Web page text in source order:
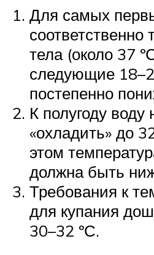
Для самых
соответственно
тела (около 37
следующие
постепенно
К полугоду воду
«охладить» до
этом
должна быть
Требования к
для купания
30–32 ºС.